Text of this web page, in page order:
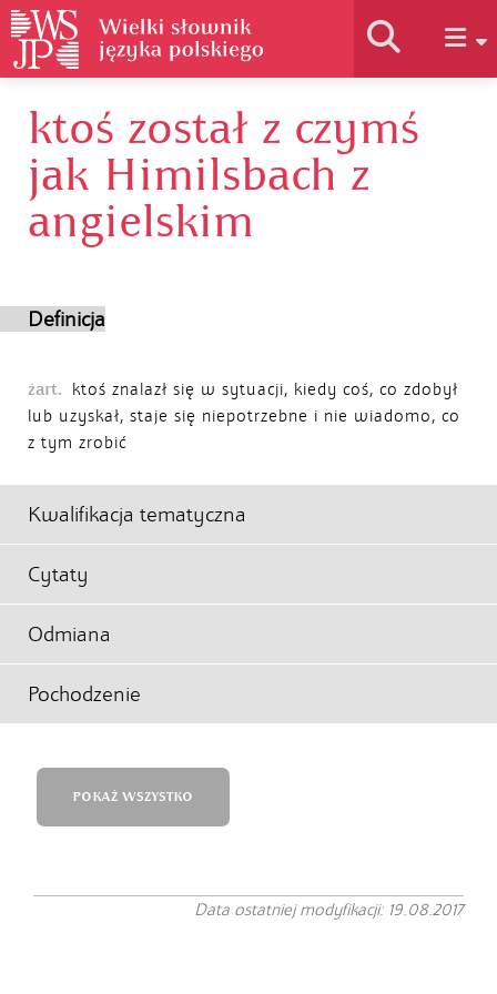
Historia słownika
ktoś został z czymś
jak Himilsbach z
angielskim
Definicja
żart.
ktoś znalazł się w sytuacji, kiedy coś, co zdobył
lub uzyskał, staje się niepotrzebne i nie wiadomo, co
z tym zrobić
Kwalifikacja tematyczna
Cytaty
Odmiana
Pochodzenie
POKAŻ WSZYSTKO
Data ostatniej modyfikacji: 19.08.2017